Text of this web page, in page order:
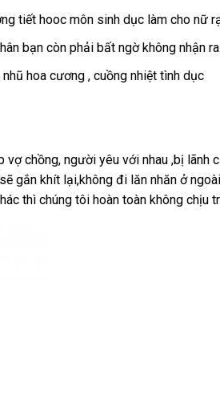
tiết hooc môn sinh dục làm cho nữ
bạn còn phải bất ngờ không nhận ra
nhũ hoa cương tiết
, cuồng nhiệt tình dục
vợ chồngshowroom
, người yêu Hàn
Quốc
với nhau ,bị lãnh
facebook
sẽ gắn khít lại,không đi lăn nhăn ở
thì chúng tôi hoàn toàn không chịu